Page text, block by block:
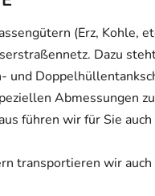
(Erz, Kohle,
Dazu
und
Abmessungen
führen wir für Sie
transportieren wir